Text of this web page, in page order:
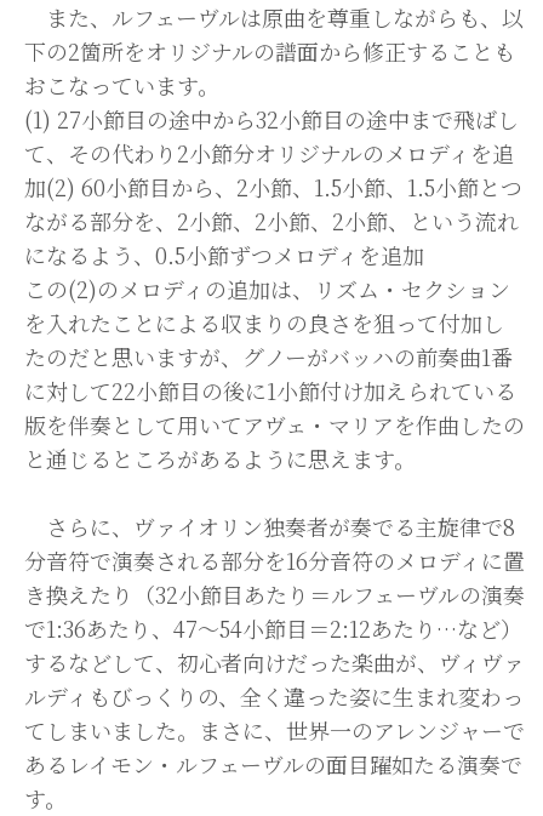
また、ルフェーヴルは原曲を尊重しながらも、以
下の2箇所をオリジナルの譜面から修正することも
おこなっています。
(1) 27小節目の途中から32小節目の途中まで飛ばし
て、その代わり2小節分オリジナルのメロディを追
加(2) 60小節目から、2小節、1.5小節、1.5小節とつ
ながる部分を、2小節、2小節、2小節、という流れ
になるよう、0.5小節ずつメロディを追加
この(2)のメロディの追加は、リズム・セクション
を入れたことによる収まりの良さを狙って付加し
たのだと思いますが、グノーがバッハの前奏曲1番
に対して22小節目の後に1小節付け加えられている
版を伴奏として用いてアヴェ・マリアを作曲したの
と通じるところがあるように思えます。
さらに、ヴァイオリン独奏者が奏でる主旋律で8
分音符で演奏される部分を16分音符のメロディに置
き換えたり（32小節目あたり＝ルフェーヴルの演奏
で1:36あたり、47〜54小節目＝2:12あたり…など）
するなどして、初心者向けだった楽曲が、ヴィヴァ
ルディもびっくりの、全く違った姿に生まれ変わっ
てしまいました。まさに、世界一のアレンジャーで
あるレイモン・ルフェーヴルの面目躍如たる演奏で
す。